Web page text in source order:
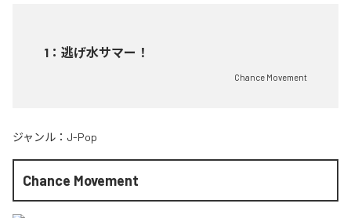
1 ： 逃げ水サマー！
Chance Movement
ジャンル： J-Pop
Chance Movement